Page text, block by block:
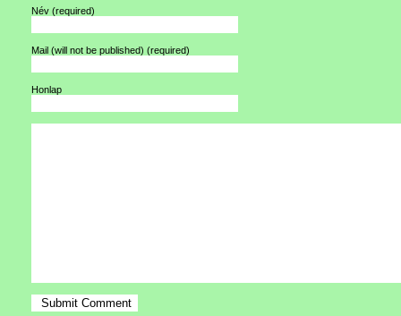
Név (required)
Mail (will not be published) (required)
Honlap